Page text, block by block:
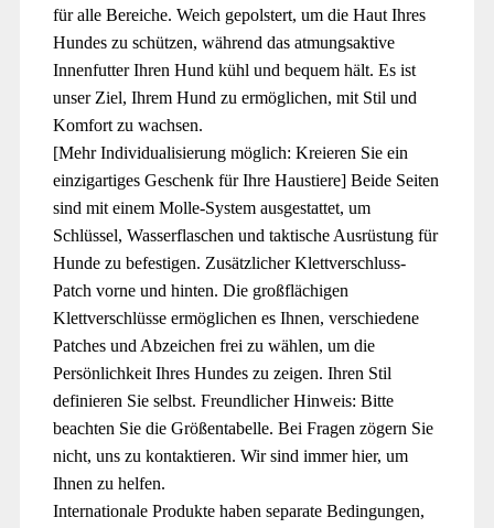
für alle Bereiche. Weich gepolstert, um die Haut Ihres
Hundes zu schützen, während das atmungsaktive
Innenfutter Ihren Hund kühl und bequem hält. Es ist
unser Ziel, Ihrem Hund zu ermöglichen, mit Stil und
Komfort zu wachsen.
[Mehr Individualisierung möglich: Kreieren Sie ein
einzigartiges Geschenk für Ihre Haustiere] Beide Seiten
sind mit einem Molle-System ausgestattet, um
Schlüssel, Wasserflaschen und taktische Ausrüstung für
Hunde zu befestigen. Zusätzlicher Klettverschluss-
Patch vorne und hinten. Die großflächigen
Klettverschlüsse ermöglichen es Ihnen, verschiedene
Patches und Abzeichen frei zu wählen, um die
Persönlichkeit Ihres Hundes zu zeigen. Ihren Stil
definieren Sie selbst. Freundlicher Hinweis: Bitte
beachten Sie die Größentabelle. Bei Fragen zögern Sie
nicht, uns zu kontaktieren. Wir sind immer hier, um
Ihnen zu helfen.
Internationale Produkte haben separate Bedingungen,